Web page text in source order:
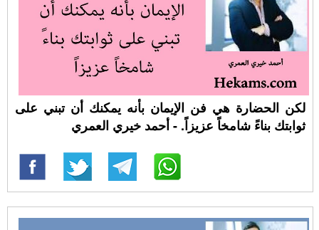
لكن الحضارة هي فن الإيمان بأنه يمكنك أن تبني على
ثوابتك بناءً شامخاً عزيزاً. - أحمد خيري العمري